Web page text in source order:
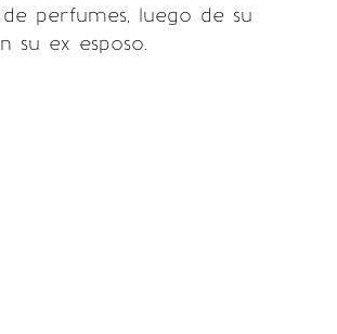
perfumes, luego de su
su ex esposo.